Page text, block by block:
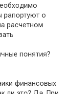
рапортуют о
расчетном
понятия?
финансовых